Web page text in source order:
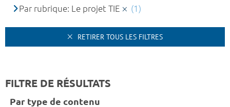
Par rubrique: Le projet TIE
(1)
RETIRER TOUS LES FILTRES
FILTRE DE RÉSULTATS
Par type de contenu